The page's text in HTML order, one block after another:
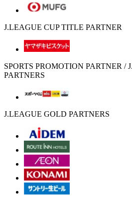
J.LEAGUE CUP TITLE PARTNER
SPORTS PROMOTION PARTNER /
PARTNERS
J.LEAGUE GOLD PARTNERS